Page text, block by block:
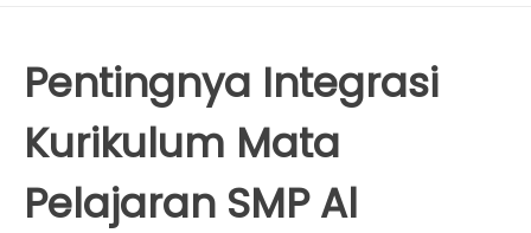
Pentingnya Integrasi
Kurikulum Mata
Pelajaran SMP Al